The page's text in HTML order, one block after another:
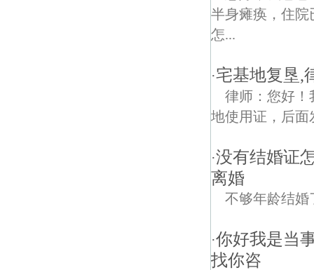
半身瘫痪，住院
怎...
·宅基地复垦,
律师：您好！
地使用证，后面
·没有结婚证
离婚
不够年龄结婚
·你好我是当
找你咨